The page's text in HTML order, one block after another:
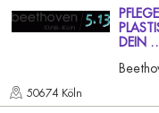
DEIN
50674 Köln